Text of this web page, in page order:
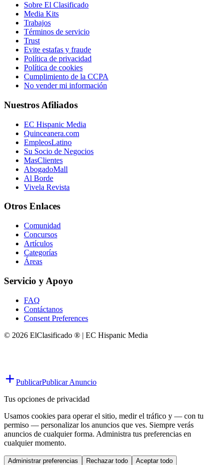
Sobre El Clasificado
Media Kits
Trabajos
Términos de servicio
Trust
Evite estafas y fraude
Política de privacidad
Política de cookies
Cumplimiento de la CCPA
No vender mi información
Nuestros Afiliados
EC Hispanic Media
Quinceanera.com
EmpleosLatino
Su Socio de Negocios
MasClientes
AbogadoMall
Al Borde
Vivela Revista
Otros Enlaces
Comunidad
Concursos
Artículos
Categorías
Áreas
Servicio y Apoyo
FAQ
Contáctanos
Consent Preferences
© 2026 ElClasificado ® | EC Hispanic Media
PublicarPublicar Anuncio
Tus opciones de privacidad
Usamos cookies para operar el sitio, medir el tráfico y — con tu
permiso — personalizar los anuncios que ves. Siempre verás
anuncios de cualquier forma. Administra tus preferencias en
cualquier momento.
Administrar preferencias Rechazar todo Aceptar todo